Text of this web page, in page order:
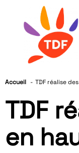
Accueil TDF réalise
TDF
en